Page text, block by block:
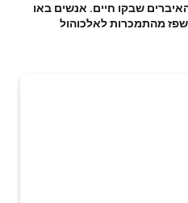
שבקו חיים. אנשים באו
מהתמכרות לאלכוהול